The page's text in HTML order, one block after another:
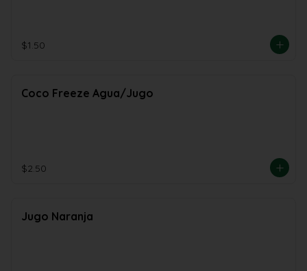
$1.50
Coco Freeze Agua/Jugo
$2.50
Jugo Naranja